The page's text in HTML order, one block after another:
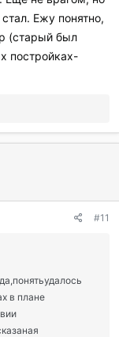
Ежу понятно,
(старый был
постройках-
#11
в плане